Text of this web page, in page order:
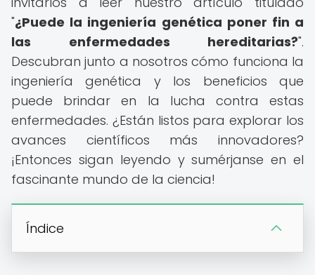
"¿Puede la ingeniería genética poner fin a
las enfermedades hereditarias?".
Descubran junto a nosotros cómo funciona la
ingeniería genética y los beneficios que
puede brindar en la lucha contra estas
enfermedades. ¿Están listos para explorar los
avances científicos más innovadores?
¡Entonces sigan leyendo y sumérjanse en el
fascinante mundo de la ciencia!
Índice